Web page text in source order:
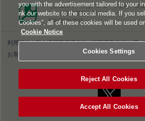
このエルマークは、レコード会社・映
ンツを示す登録商標です。
RIAJ00013011
利用規約|個人情報等保護方針|特定商取引法に基
お客様情報の外部送信について|Cookies Settings
you with the advertisement tailored to your
nk our website to the social media. If you
Cookies”, all of these cookies will be used
Cookie Notice
Cookies Settings
Reject All Cookies
Accept All Cookies